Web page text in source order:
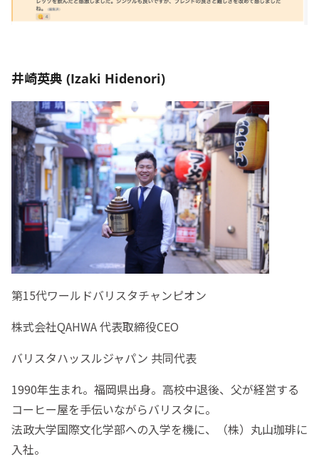
井崎英典 (Izaki Hidenori)
第15代ワールドバリスタチャンピオン
株式会社QAHWA 代表取締役CEO
バリスタハッスルジャパン 共同代表
1990年生まれ。福岡県出身。高校中退後、父が経営する
コーヒー屋を手伝いながらバリスタに。
法政大学国際文化学部への入学を機に、（株）丸山珈琲に
入社。